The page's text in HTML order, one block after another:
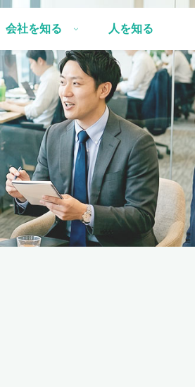
会社を知る 人を知る